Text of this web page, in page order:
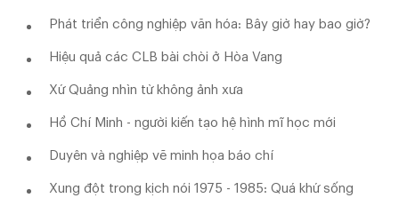
Phát triển công nghiệp văn hóa: Bây giờ hay bao giờ?
Hiệu quả các CLB bài chòi ở Hòa Vang
Xứ Quảng nhìn từ không ảnh xưa
Hồ Chí Minh - người kiến tạo hệ hình mĩ học mới
Duyên và nghiệp vẽ minh họa báo chí
Xung đột trong kịch nói 1975 - 1985: Quá khứ sống